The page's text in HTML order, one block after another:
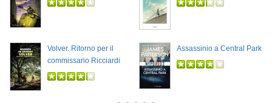
Volver. Ritorno per il
commissario Ricciardi
Assassinio a Central Park